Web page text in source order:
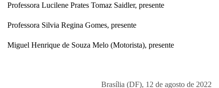
Professora Lucilene Prates Tomaz Saidler, presente
Professora Silvia Regina Gomes, presente
Miguel Henrique de Souza Melo (Motorista), presente
Brasília (DF), 12 de agosto de 2022